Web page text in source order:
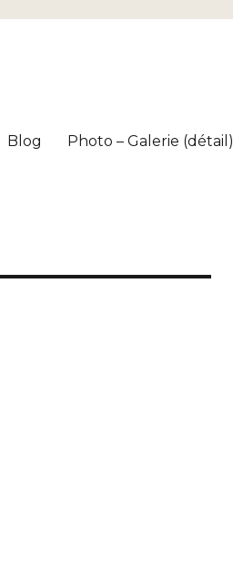
Blog Photo – Galerie (détail)